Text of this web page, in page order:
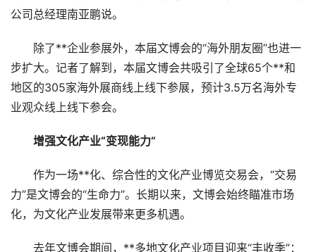
公司总经理南亚鹏说。
除了**企业参展外，本届文博会的“海外朋友圈”也进一
步扩大。记者了解到，本届文博会共吸引了全球65个**和
地区的305家海外展商线上线下参展，预计3.5万名海外专
业观众线上线下参会。
增强文化产业“变现能力”
作为一场**化、综合性的文化产业博览交易会，“交易
力”是文博会的“生命力”。长期以来，文博会始终瞄准市场
化，为文化产业发展带来更多机遇。
去年文博会期间，**多地文化产业项目迎来“丰收季”：